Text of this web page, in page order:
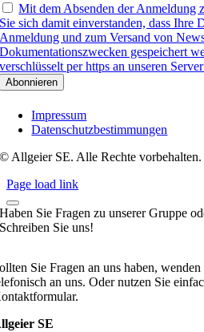
Mit dem Absenden der Anmeldung
Sie sich damit einverstanden, dass Ihre
Anmeldung und zum Versand von
Dokumentationszwecken gespeichert
verschlüsselt per https an unseren
Impressum
Datenschutzbestimmungen
© Allgeier SE. Alle Rechte vorbehalten.
Page load link
Haben Sie Fragen zu unserer Gruppe
Schreiben Sie uns!
Sie Fragen an uns haben,
an uns. Oder nutzen Sie
SE